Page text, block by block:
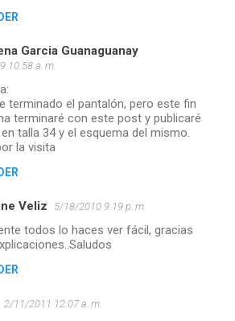
Garcia Guanaguanay
10:58 a. m.
terminado el pantalón, pero este fin
terminaré con este post y publicaré
talla 34 y el esquema del mismo.
la visita
Veliz 5/18/2010 9:19 p. m.
todos lo haces ver fácil, gracias
2/11/2011 12:07 a. m.